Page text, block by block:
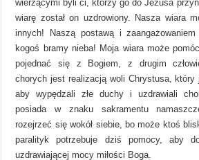
wierzącymi byli ci, którzy go do Jezusa
wiarę został on uzdrowiony. Nasza wiara
innych! Naszą postawą i
kogoś bramy nieba! Moja wiara może
pojednać się z Bogiem, z drugim
chorych jest realizacją woli Chrystusa, który
aby wypędzali złe duchy i uzdrawiali
posiada w znaku sakramentu
rozejrzeć się wokół siebie, bo może ktoś
paralityk potrzebuje dziś pomocy, aby
uzdrawiającej mocy miłości Boga.